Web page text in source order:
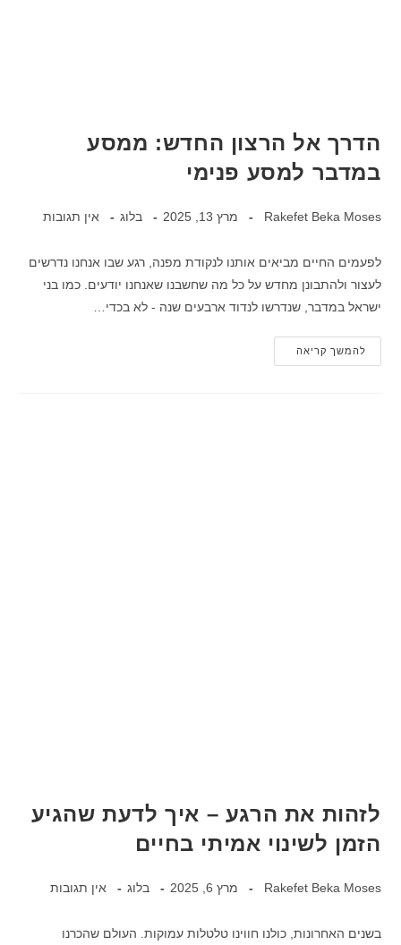
הדרך אל הרצון החדש: ממסע
במדבר למסע פנימי
Rakefet Beka Moses מרץ 13, 2025 בלוג אין תגובות
לפעמים החיים מביאים אותנו לנקודת מפנה, רגע שבו אנחנו נדרשים
לעצור ולהתבונן מחדש על כל מה שחשבנו שאנחנו יודעים. כמו בני
ישראל במדבר, שנדרשו לנדוד ארבעים שנה - לא בכדי…
להמשך קריאה
לזהות את הרגע – איך לדעת שהגיע
הזמן לשינוי אמיתי בחיים
Rakefet Beka Moses מרץ 6, 2025 בלוג אין תגובות
בשנים האחרונות, כולנו חווינו טלטלות עמוקות. העולם שהכרנו